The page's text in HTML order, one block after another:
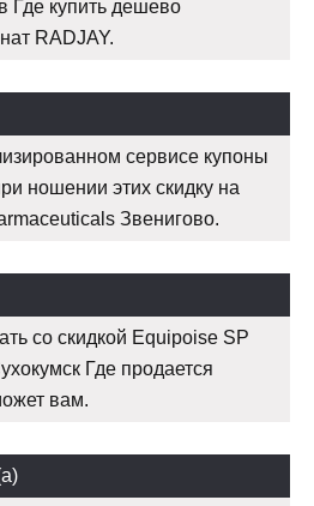
Где купить дешево
RADJAY.
сервисе купоны
ношении этих скидку на
Звенигово.
со скидкой Equipoise SP
Где продается
вам.